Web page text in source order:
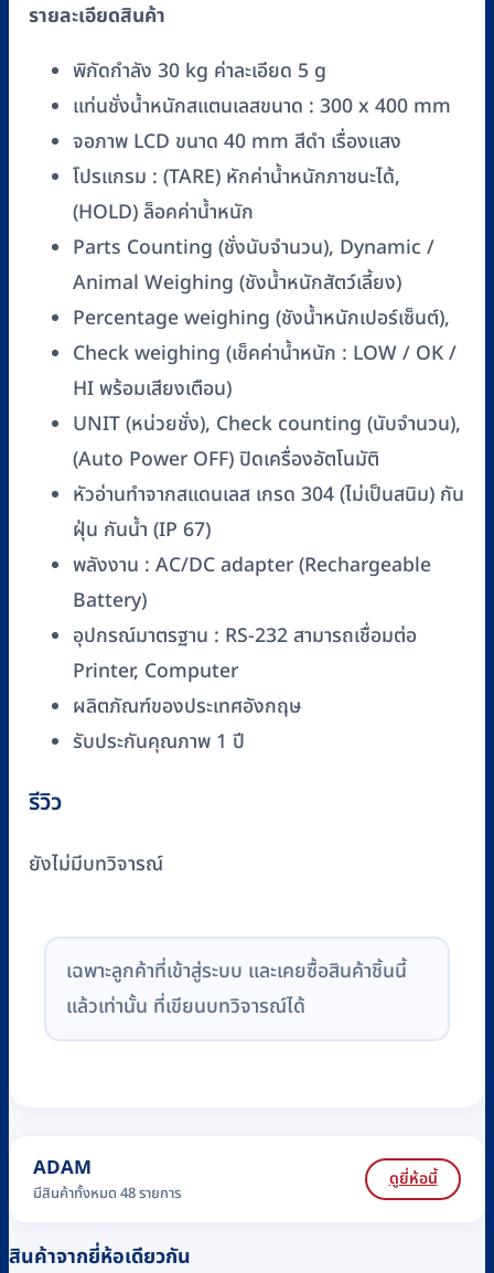
รุ่น
AE403-
EAS3040
(กัน
น้ำ
ได้)
รายละเอียดสินค้า
พิกัดกำลัง 30 kg ค่าละเอียด 5 g
แท่นชั่งน้ำหนักสแตนเลสขนาด : 300 x 400 mm
จอภาพ LCD ขนาด 40 mm สีดำ เรื่องแสง
โปรแกรม : (TARE) หักค่าน้ำหนักภาชนะได้,
(HOLD) ล็อคค่าน้ำหนัก
Parts Counting (ชั่งนับจำนวน), Dynamic /
Animal Weighing (ชังน้ำหนักสัตว์เลี้ยง)
Percentage weighing (ชังน้ำหนักเปอร์เซ็นต์),
Check weighing (เช็คค่าน้ำหนัก : LOW / OK /
HI พร้อมเสียงเตือน)
UNIT (หน่วยชั่ง), Check counting (นับจำนวน),
(Auto Power OFF) ปิดเครื่องอัตโนมัติ
หัวอ่านทำจากสแดนเลส เกรด 304 (ไม่เป็นสนิม) กัน
ฝุ่น กันน้ำ (IP 67)
พลังงาน : AC/DC adapter (Rechargeable
Battery)
อุปกรณ์มาตรฐาน : RS-232 สามารถเชื่อมต่อ
Printer, Computer
ผลิตภัณฑ์ของประเทศอังกฤษ
รับประกันคุณภาพ 1 ปี
รีวิว
ยังไม่มีบทวิจารณ์
เฉพาะลูกค้าที่เข้าสู่ระบบ และเคยซื้อสินค้าชิ้นนี้
แล้วเท่านั้น ที่เขียนบทวิจารณ์ได้
ADAM
มีสินค้าทั้งหมด 48 รายการ
ดูยี่ห้อนี้
สินค้าจากยี่ห้อเดียวกัน